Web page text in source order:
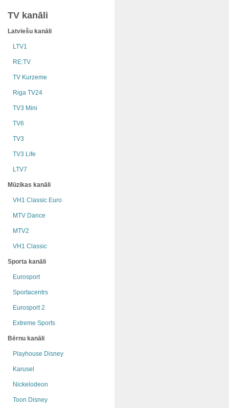
TV kanāli
Latviešu kanāli
LTV1
RE:TV
TV Kurzeme
Riga TV24
TV3 Mini
TV6
TV3
TV3 Life
LTV7
Mūzikas kanāli
VH1 Classic Euro
MTV Dance
MTV2
VH1 Classic
Sporta kanāli
Eurosport
Sportacentrs
Eurosport 2
Extreme Sports
Bērnu kanāli
Playhouse Disney
Karusel
Nickelodeon
Toon Disney